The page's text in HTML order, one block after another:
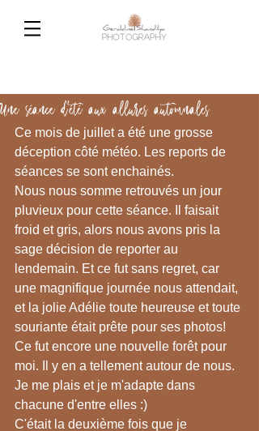
Une séance d'été aux allures automnales
Ce mois de juillet a été une grosse
déception côté météo. Les reports de
séances se sont enchainés.
Nous nous somme retrouvés un jour
pluvieux pour cette séance. Il faisait
froid et gris, alors nous avons pris la
sage décision de reporter au
lendemain. Et ce fut sans regret, car
une magnifique journée nous attendait,
et la jolie Adélie toute heureuse et toute
souriante était prête pour ses photos!
Ce fut encore une nouvelle forêt pour
moi. Il y en a tellement autour de nous.
Je me plais et je m'adapte dans
chacune d'entre elles :)
C'était la deuxième fois que je